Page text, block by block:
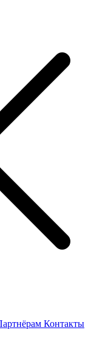
Контакты